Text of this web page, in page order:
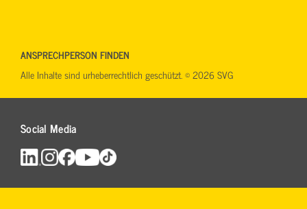
Social Media
ANSPRECHPERSON FINDEN
Alle Inhalte sind urheberrechtlich geschützt. © 2026 SVG